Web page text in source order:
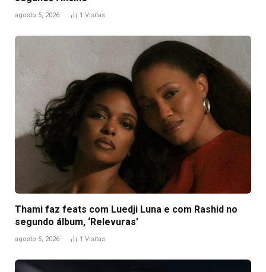
agosto 5, 2026 1 Visitas
Thami faz feats com Luedji Luna e com Rashid no
segundo álbum, ‘Relevuras’
agosto 5, 2026 1 Visitas